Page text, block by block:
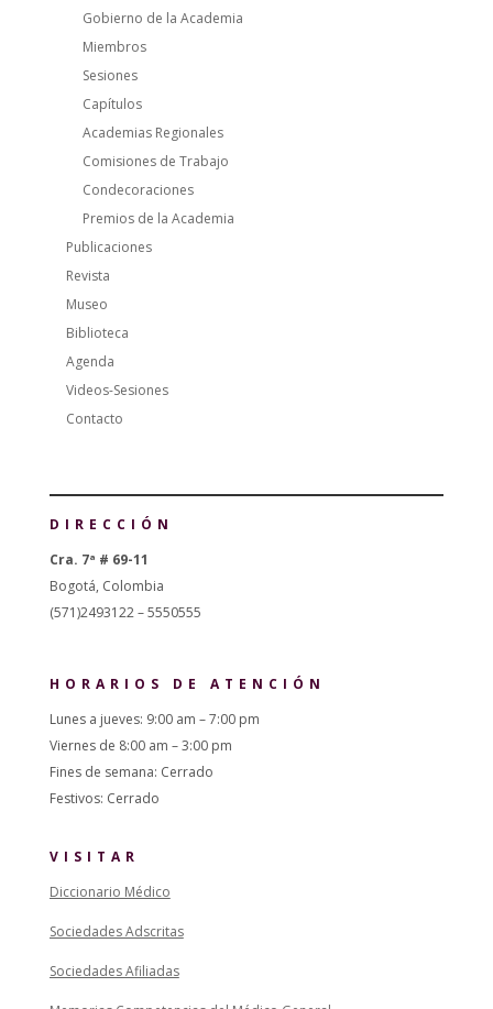
Gobierno de la Academia
Miembros
Sesiones
Capítulos
Academias Regionales
Comisiones de Trabajo
Condecoraciones
Premios de la Academia
Publicaciones
Revista
Museo
Biblioteca
Agenda
Videos-Sesiones
Contacto
DIRECCIÓN
Cra. 7ª # 69-11
Bogotá, Colombia
(571)2493122 – 5550555
HORARIOS DE ATENCIÓN
Lunes a jueves: 9:00 am – 7:00 pm
Viernes de 8:00 am – 3:00 pm
Fines de semana: Cerrado
Festivos: Cerrado
VISITAR
Diccionario Médico
Sociedades Adscritas
Sociedades Afiliadas